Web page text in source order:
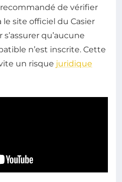
de vérifier
le site officiel du Casier
qu’aucune
n’est inscrite. Cette
un risque juridique